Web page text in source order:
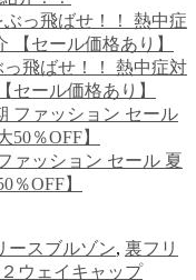
っ飛ばせ！！ 熱中症対
セール価格あり】
ァッション セール 夏
％OFF】
ースブルゾン, 裏フリ
２ウェイキャップ